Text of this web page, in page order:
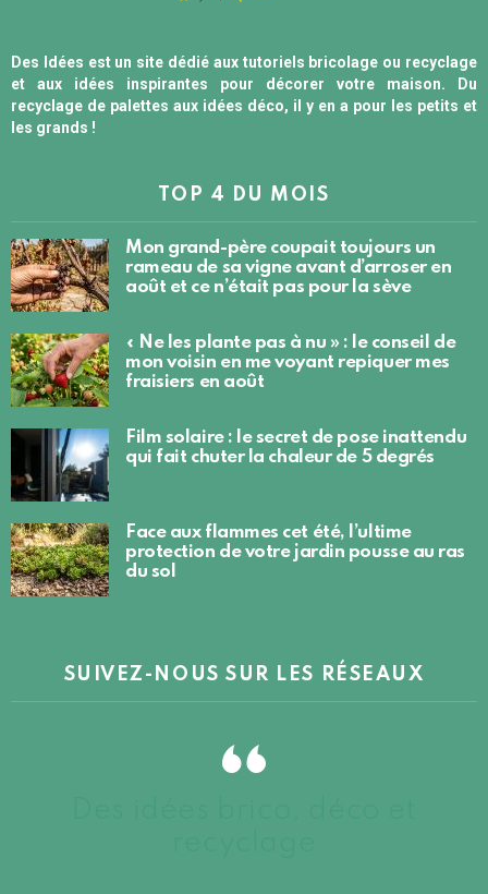
Des Idées est un site dédié aux tutoriels bricolage ou recyclage
et aux idées inspirantes pour décorer votre maison. Du
recyclage de palettes aux idées déco, il y en a pour les petits et
les grands !
TOP 4 DU MOIS
Mon grand-père coupait toujours un
rameau de sa vigne avant d’arroser en
août et ce n’était pas pour la sève
« Ne les plante pas à nu » : le conseil de
mon voisin en me voyant repiquer mes
fraisiers en août
Film solaire : le secret de pose inattendu
qui fait chuter la chaleur de 5 degrés
Face aux flammes cet été, l’ultime
protection de votre jardin pousse au ras
du sol
SUIVEZ-NOUS SUR LES RÉSEAUX